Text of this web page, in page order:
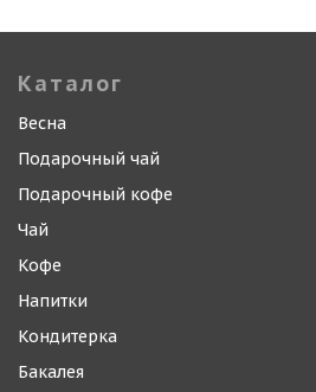
Каталог
Весна
Подарочный чай
Подарочный кофе
Чай
Кофе
Напитки
Кондитерка
Бакалея